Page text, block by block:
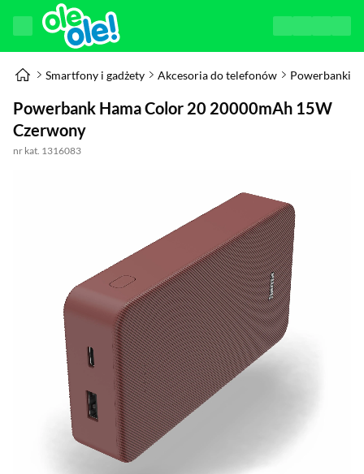
Smartfony i gadżety Akcesoria do telefonów Powerbanki
Powerbank Hama Color 20 20000mAh 15W
Czerwony
nr kat. 1316083